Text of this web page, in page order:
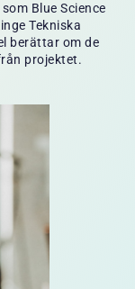
Blue Science
Tekniska
berättar om de
projektet.